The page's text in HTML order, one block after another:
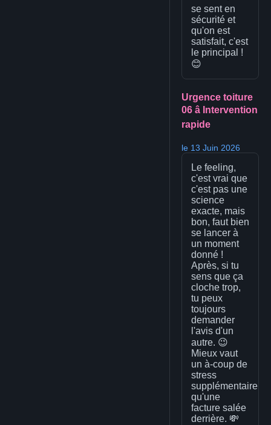
se sent en
sécurité et
qu'on est
satisfait, c'est
le principal !
😊
Urgence toiture
06 â Intervention
rapide
le 13 Juin 2026
Le feeling,
c'est vrai que
c'est pas une
science
exacte, mais
bon, faut bien
se lancer à
un moment
donné !
Après, si tu
sens que ça
cloche trop,
tu peux
toujours
demander
l'avis d'un
autre. 😉
Mieux vaut
un à-coup de
stress
supplémentaire
qu'une
facture salée
derrière. 💸